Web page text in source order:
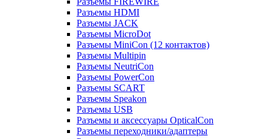
Разъемы HDMI
Разъемы JACK
Разъемы MicroDot
Разъемы MiniCon (12 контактов)
Разъемы Multipin
Разъемы NeutriCon
Разъемы PowerCon
Разъемы SCART
Разъемы Speakon
Разъемы USB
Разъемы и аксессуары OpticalCon
Разъемы переходники/адаптеры